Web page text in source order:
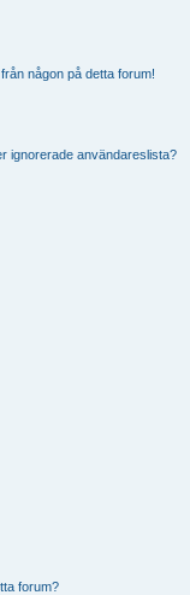
någon på detta forum!
ignorerade användareslista?
forum?